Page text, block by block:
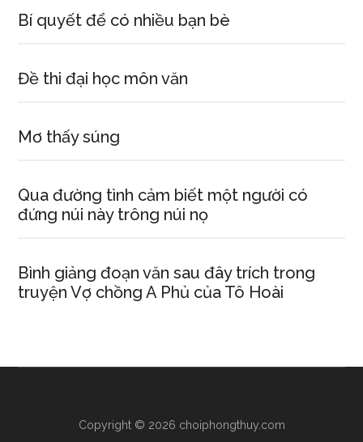
Bí quyết để có nhiều bạn bè
Đề thi đại học môn văn
Mơ thấy súng
Qua đường tình cảm biết một người có
đứng núi này trông núi nọ
Bình giảng đoạn văn sau đây trích trong
truyện Vợ chồng A Phủ của Tô Hoài
Copyright © 2026 choiphongthuy.com